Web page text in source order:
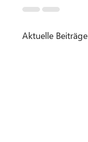
Aktuelle Beiträge